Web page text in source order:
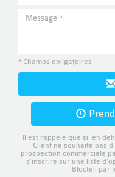
* Champs obligatoires
Il est rappelé que si, en
Client ne souhaite pas
prospection commerciale
s’inscrire sur une liste
Bloctel, par